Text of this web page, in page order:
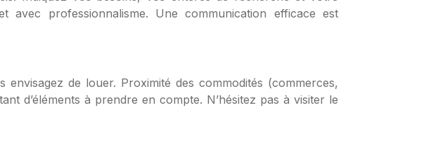
avec professionnalisme. Une communication efficace est
de louer. Proximité des commodités (commerces,
d’éléments à prendre en compte. N’hésitez pas à visiter le